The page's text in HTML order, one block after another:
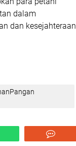
dalam
dan kesejahteraan